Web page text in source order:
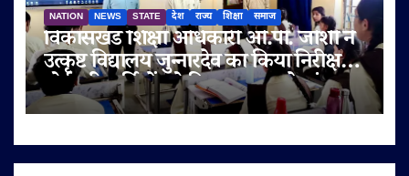
NATION NEWS STATE देश राज्य शिक्षा समाज
विकासखंड शिक्षा अधिकारी ओ.पी. जोशी ने
उत्कृष्ट विद्यालय जुन्नारदेव का किया निरीक्षण,
बोर्ड परीक्षार्थियों को दिए सफलता के मंत्र